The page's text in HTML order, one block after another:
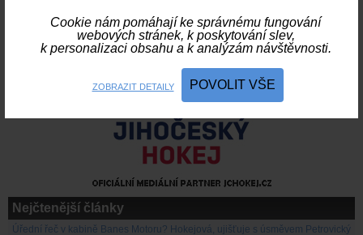
Cookie nám pomáhají ke správnému fungování
webových stránek, k poskytování slev,
k personalizaci obsahu a k analýzám návštěvnosti.
ZOBRAZIT DETAILY POVOLIT VŠE
Nejčtenější články
Úřední řeč v kabině Banes Motoru? Hokejová, ujišťuje s úsměvem Petrovický